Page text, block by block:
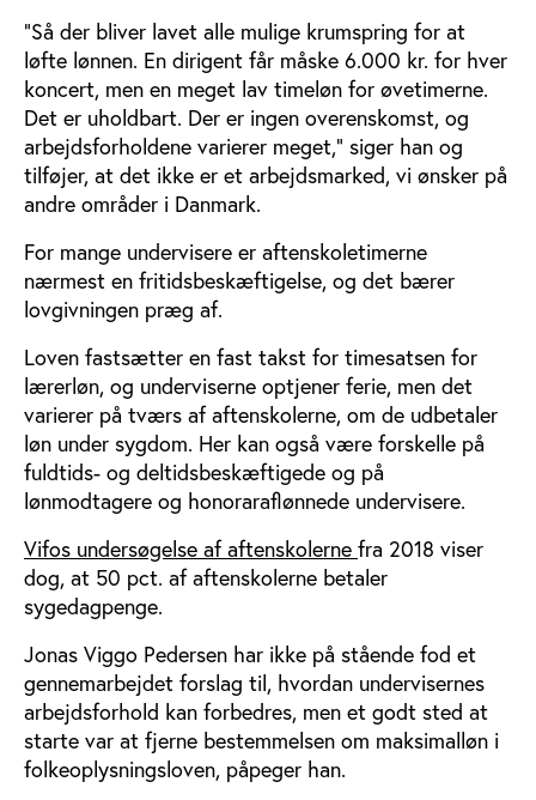
”Så der bliver lavet alle mulige krumspring for at
løfte lønnen. En dirigent får måske 6.000 kr. for hver
koncert, men en meget lav timeløn for øvetimerne.
Det er uholdbart. Der er ingen overenskomst, og
arbejdsforholdene varierer meget,” siger han og
tilføjer, at det ikke er et arbejdsmarked, vi ønsker på
andre områder i Danmark.
For mange undervisere er aftenskoletimerne
nærmest en fritidsbeskæftigelse, og det bærer
lovgivningen præg af.
Loven fastsætter en fast takst for timesatsen for
lærerløn, og underviserne optjener ferie, men det
varierer på tværs af aftenskolerne, om de udbetaler
løn under sygdom. Her kan også være forskelle på
fuldtids- og deltidsbeskæftigede og på
lønmodtagere og honoraraflønnede undervisere.
Vifos undersøgelse af aftenskolerne fra 2018 viser
dog, at 50 pct. af aftenskolerne betaler
sygedagpenge.
Jonas Viggo Pedersen har ikke på stående fod et
gennemarbejdet forslag til, hvordan undervisernes
arbejdsforhold kan forbedres, men et godt sted at
starte var at fjerne bestemmelsen om maksimalløn i
folkeoplysningsloven, påpeger han.